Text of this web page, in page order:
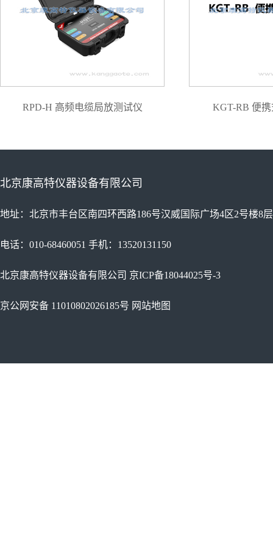
RPD-H 高频电缆局放测试仪 KGT-RB 便
北京康高特仪器设备有限公司
地址：北京市丰台区南四环西路186号汉威国际广场4区2号楼8层
电话：010-68460051 手机：13520131150
北京康高特仪器设备有限公司 京ICP备18044025号-3
京公网安备 11010802026185号 网站地图